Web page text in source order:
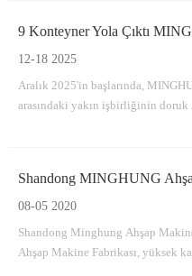
12-18 2025
Aralık 2025'in başlarında,
arasındaki yakın işbirliğinin doruk
Shandong MINGHUNG
08-05 2020
Shandong Minghung Ahşap
Ahşap Makine Fabrikası, yüksek